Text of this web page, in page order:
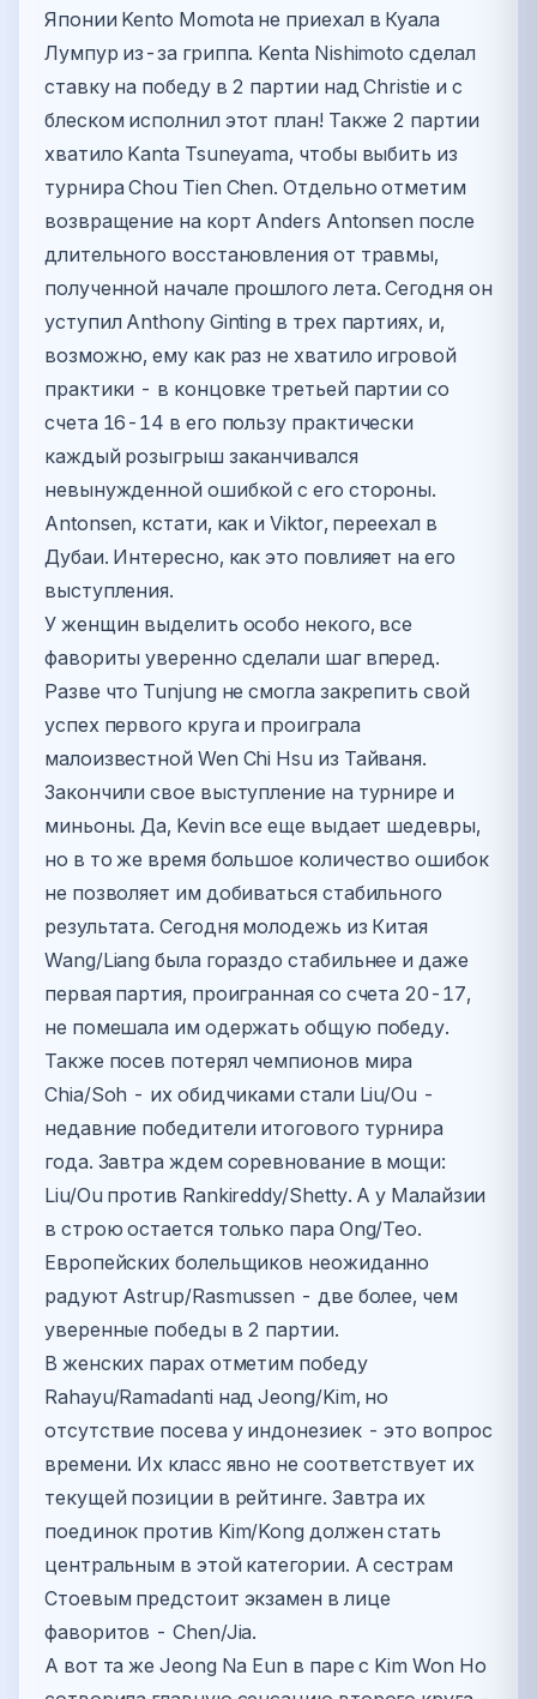
Японии Kento Momota не приехал в Куала
Лумпур из-за гриппа. Kenta Nishimoto сделал
ставку на победу в 2 партии над Christie и с
блеском исполнил этот план! Также 2 партии
хватило Kanta Tsuneyama, чтобы выбить из
турнира Chou Tien Chen. Отдельно отметим
возвращение на корт Anders Antonsen после
длительного восстановления от травмы,
полученной начале прошлого лета. Сегодня он
уступил Anthony Ginting в трех партиях, и,
возможно, ему как раз не хватило игровой
практики - в концовке третьей партии со
счета 16-14 в его пользу практически
каждый розыгрыш заканчивался
невынужденной ошибкой с его стороны.
Antonsen, кстати, как и Viktor, переехал в
Дубаи. Интересно, как это повлияет на его
выступления.
У женщин выделить особо некого, все
фавориты уверенно сделали шаг вперед.
Разве что Tunjung не смогла закрепить свой
успех первого круга и проиграла
малоизвестной Wen Chi Hsu из Тайваня.
Закончили свое выступление на турнире и
миньоны. Да, Kevin все еще выдает шедевры,
но в то же время большое количество ошибок
не позволяет им добиваться стабильного
результата. Сегодня молодежь из Китая
Wang/Liang была гораздо стабильнее и даже
первая партия, проигранная со счета 20-17,
не помешала им одержать общую победу.
Также посев потерял чемпионов мира
Chia/Soh - их обидчиками стали Liu/Ou -
недавние победители итогового турнира
года. Завтра ждем соревнование в мощи:
Liu/Ou против Rankireddy/Shetty. А у Малайзии
в строю остается только пара Ong/Teo.
Европейских болельщиков неожиданно
радуют Astrup/Rasmussen - две более, чем
уверенные победы в 2 партии.
В женских парах отметим победу
Rahayu/Ramadanti над Jeong/Kim, но
отсутствие посева у индонезиек - это вопрос
времени. Их класс явно не соответствует их
текущей позиции в рейтинге. Завтра их
поединок против Kim/Kong должен стать
центральным в этой категории. А сестрам
Стоевым предстоит экзамен в лице
фаворитов - Chen/Jia.
А вот та же Jeong Na Eun в паре с Kim Won Ho